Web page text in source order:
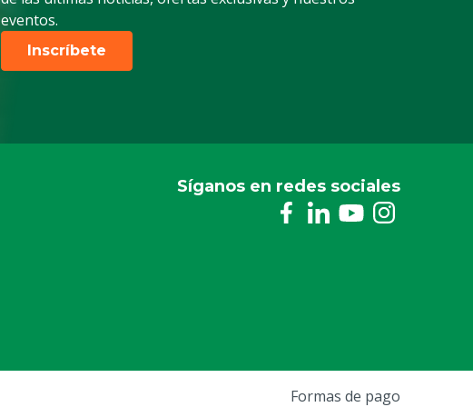
eventos.
Inscríbete
Síganos en redes sociales
Formas de pago